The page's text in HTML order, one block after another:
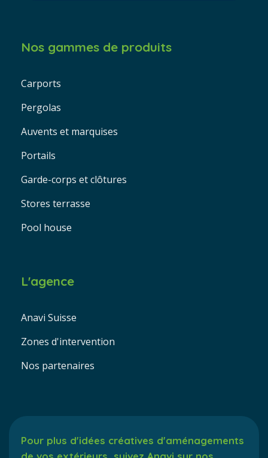
Nos gammes de produits
Carports
Pergolas
Auvents et marquises
Portails
Garde-corps et clôtures
Stores terrasse
Pool house
L'agence
Anavi Suisse
Zones d'intervention
Nos partenaires
Pour plus d'idées créatives d'aménagements